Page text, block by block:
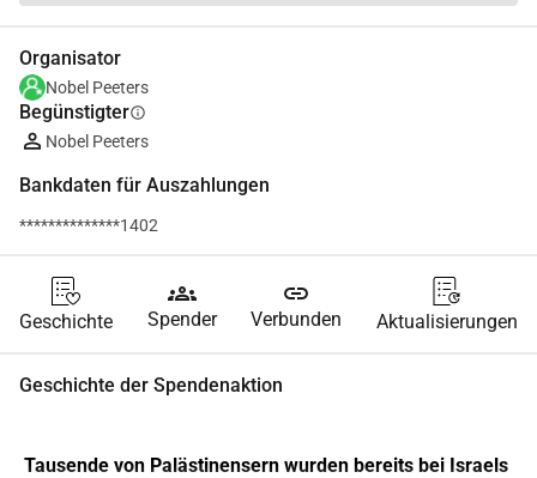
Organisator
Nobel Peeters
Begünstigterinfo
Nobel Peeters
Bankdaten für Auszahlungen
**************1402
Geschichte
groups
Spender
link
Verbunden Aktualisierungen
Geschichte der Spendenaktion
Tausende von Palästinensern wurden bereits bei Israels